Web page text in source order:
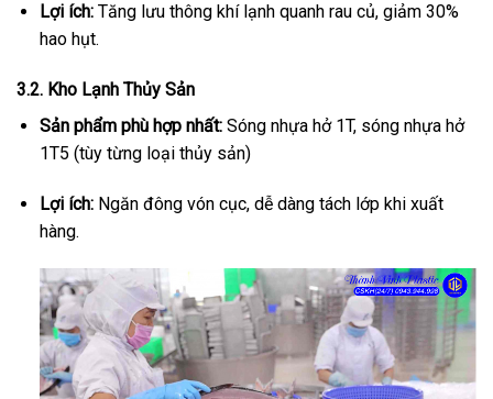
Lợi ích:Tăng lưu thông khí lạnh quanh rau củ, giảm 30%
hao hụt.
3.2. Kho Lạnh Thủy Sản
Sản phẩm phù hợp nhất:Sóng nhựa hở 1T, sóng nhựa hở
1T5 (tùy từng loại thủy sản)
Lợi ích:Ngăn đông vón cục, dễ dàng tách lớp khi xuất
hàng.